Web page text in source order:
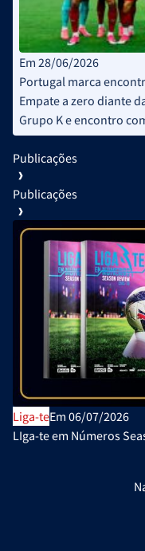
Publicações
Publicações
Liga-teEm 06/07/2026
LIga-te em Números
Em 28/06/2026
Portugal marca
Empate a zero diante
Grupo K e encontro